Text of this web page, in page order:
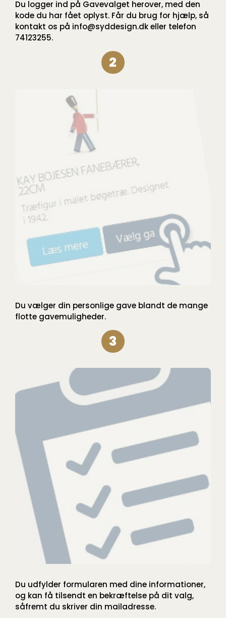
Du logger ind på Gavevalget herover, med den
kode du har fået oplyst. Får du brug for hjælp, så
kontakt os på info@syddesign.dk eller telefon
74123255.
2
Du vælger din personlige gave blandt de mange
flotte gavemuligheder.
3
Du udfylder formularen med dine informationer,
og kan få tilsendt en bekræftelse på dit valg,
såfremt du skriver din mailadresse.